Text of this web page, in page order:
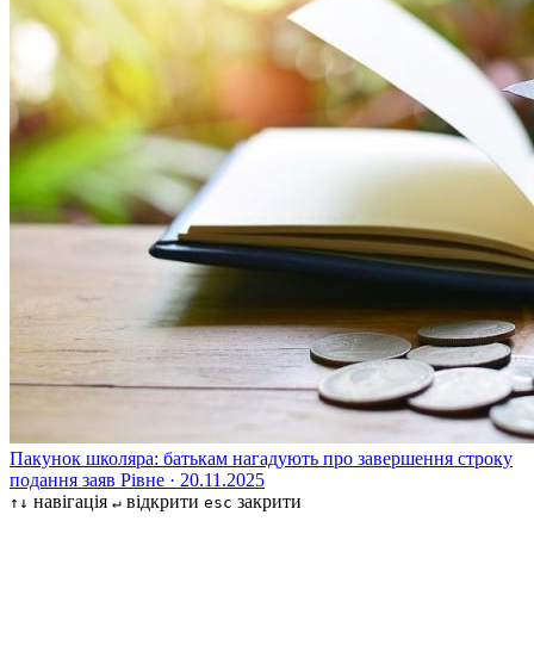
Пакунок школяра: батькам нагадують про завершення строку
подання заяв Рівне · 20.11.2025
↑↓ навігація ↵ відкрити esc закрити